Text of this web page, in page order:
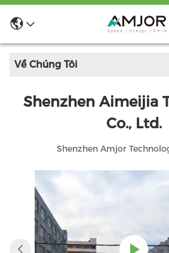
Về Chúng Tôi
Shenzhen Aimeijia
Co., Ltd.
Shenzhen Amjor